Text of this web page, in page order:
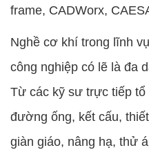
frame, CADWorx,
Nghề cơ khí trong lĩnh
công nghiệp có lẽ là đa
Từ các kỹ sư trực tiếp
đường ống, kết cấu,
giàn giáo, nâng hạ, thử